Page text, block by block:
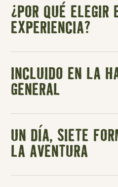
¿POR QUÉ ELEGIR
EXPERIENCIA?
INCLUIDO EN LA
GENERAL
UN DÍA, SIETE
LA AVENTURA